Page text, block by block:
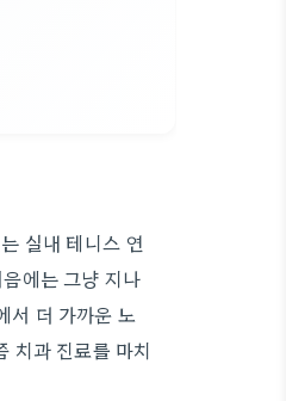
실내 테니스 연
에는 그냥 지나
서 더 가까운 노
치과 진료를 마치